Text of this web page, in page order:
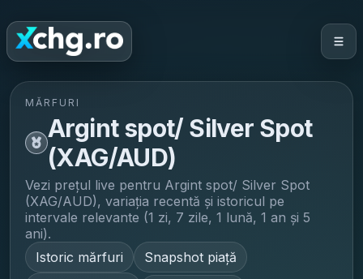
MĂRFURI
Argint spot/ Silver Spot
(XAG/AUD)
Vezi prețul live pentru Argint spot/ Silver Spot
(XAG/AUD), variația recentă și istoricul pe
intervale relevante (1 zi, 7 zile, 1 lună, 1 an și 5
ani).
Istoric mărfuri
Snapshot piață